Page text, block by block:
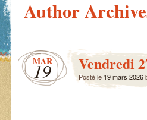
Author
MAR
19 Vendredi
Posté le 19 mars 2026